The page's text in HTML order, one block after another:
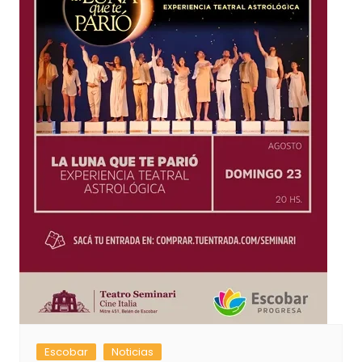
Escobar Noticias